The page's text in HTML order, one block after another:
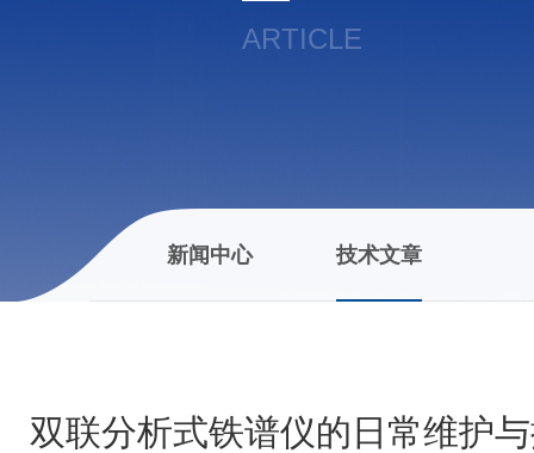
ARTICLE
新闻中心 技术文章
双联分析式铁谱仪的日常维护